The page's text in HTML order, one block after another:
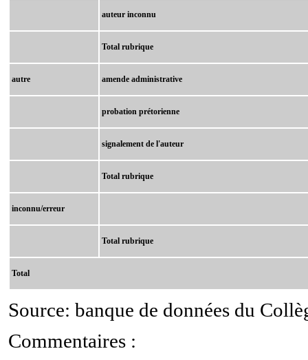
auteur inconnu
Total rubrique
autre amende administrative
probation prétorienne
signalement de l'auteur
Total rubrique
inconnu/erreur
Total rubrique
Total
Source: banque de données du
Commentaires :